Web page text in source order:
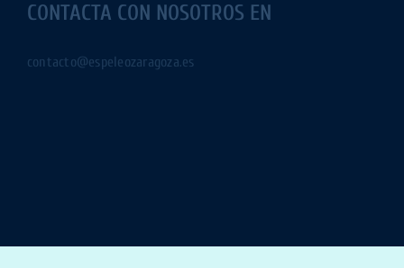
CONTACTA CON NOSOTROS EN
contacto@espeleozaragoza.es